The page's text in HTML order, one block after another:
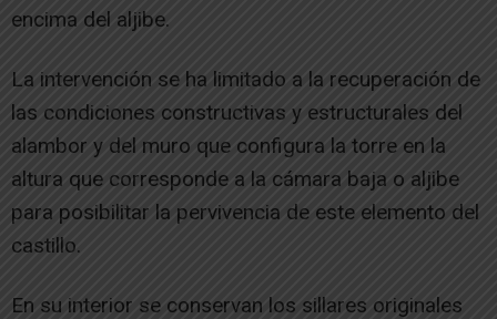
encima del aljibe.
La intervención se ha limitado a la recuperación de
las condiciones constructivas y estructurales del
alambor y del muro que configura la torre en la
altura que corresponde a la cámara baja o aljibe
para posibilitar la pervivencia de este elemento del
castillo.
En su interior se conservan los sillares originales